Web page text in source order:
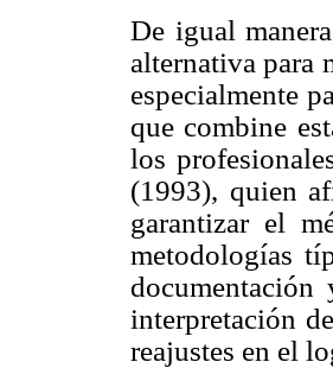
De igual
alternativa para
especialmente
que combine
los
(1993), quien
garantizar el
metodologías
documentación
interpretación
reajustes en el